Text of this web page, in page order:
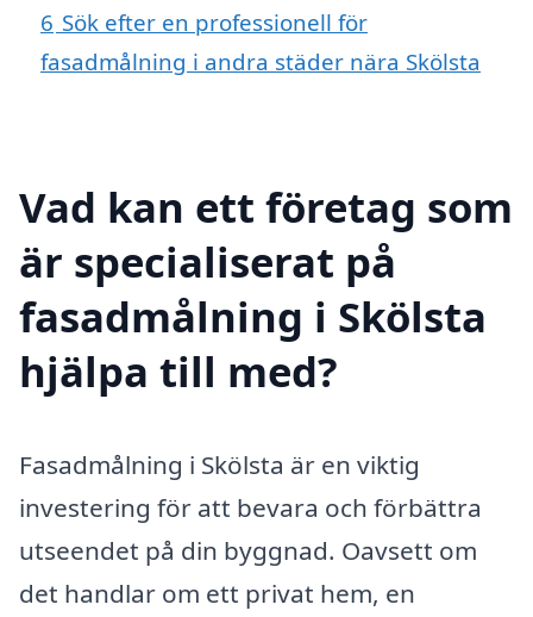
6 Sök efter en professionell för
fasadmålning i andra städer nära Skölsta
Vad kan ett företag som
är specialiserat på
fasadmålning i Skölsta
hjälpa till med?
Fasadmålning i Skölsta är en viktig
investering för att bevara och förbättra
utseendet på din byggnad. Oavsett om
det handlar om ett privat hem, en